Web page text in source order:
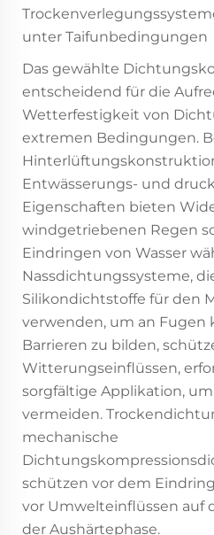
unter Taifunbedingungen
Das gewählte
entscheidend für die
Wetterfestigkeit von
extremen Bedingungen.
Entwässerungs- und
Eigenschaften bieten
windgetriebenen Regen
Eindringen von Wasser
Nassdichtungssysteme,
Silikondichtstoffe für den
verwenden, um an Fugen
Barrieren zu bilden,
Witterungseinflüssen,
sorgfältige Applikation,
vermeiden.
mechanische
schützen vor dem
vor Umwelteinflüssen auf
der Aushärtephase.